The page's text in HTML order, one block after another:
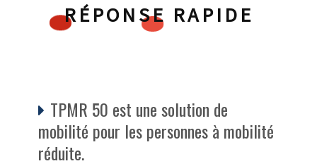
RÉPONSE RAPIDE
TPMR 50 est une solution de
mobilité pour les personnes à mobilité
réduite.